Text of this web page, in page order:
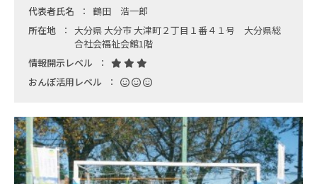
代表者氏名
鶴田 浩一郎
所在地
大分県 大分市 大津町２丁目１番４１号 大分県総
合社会福祉会館1階
情報開示レベル
おんぽ活用レベル